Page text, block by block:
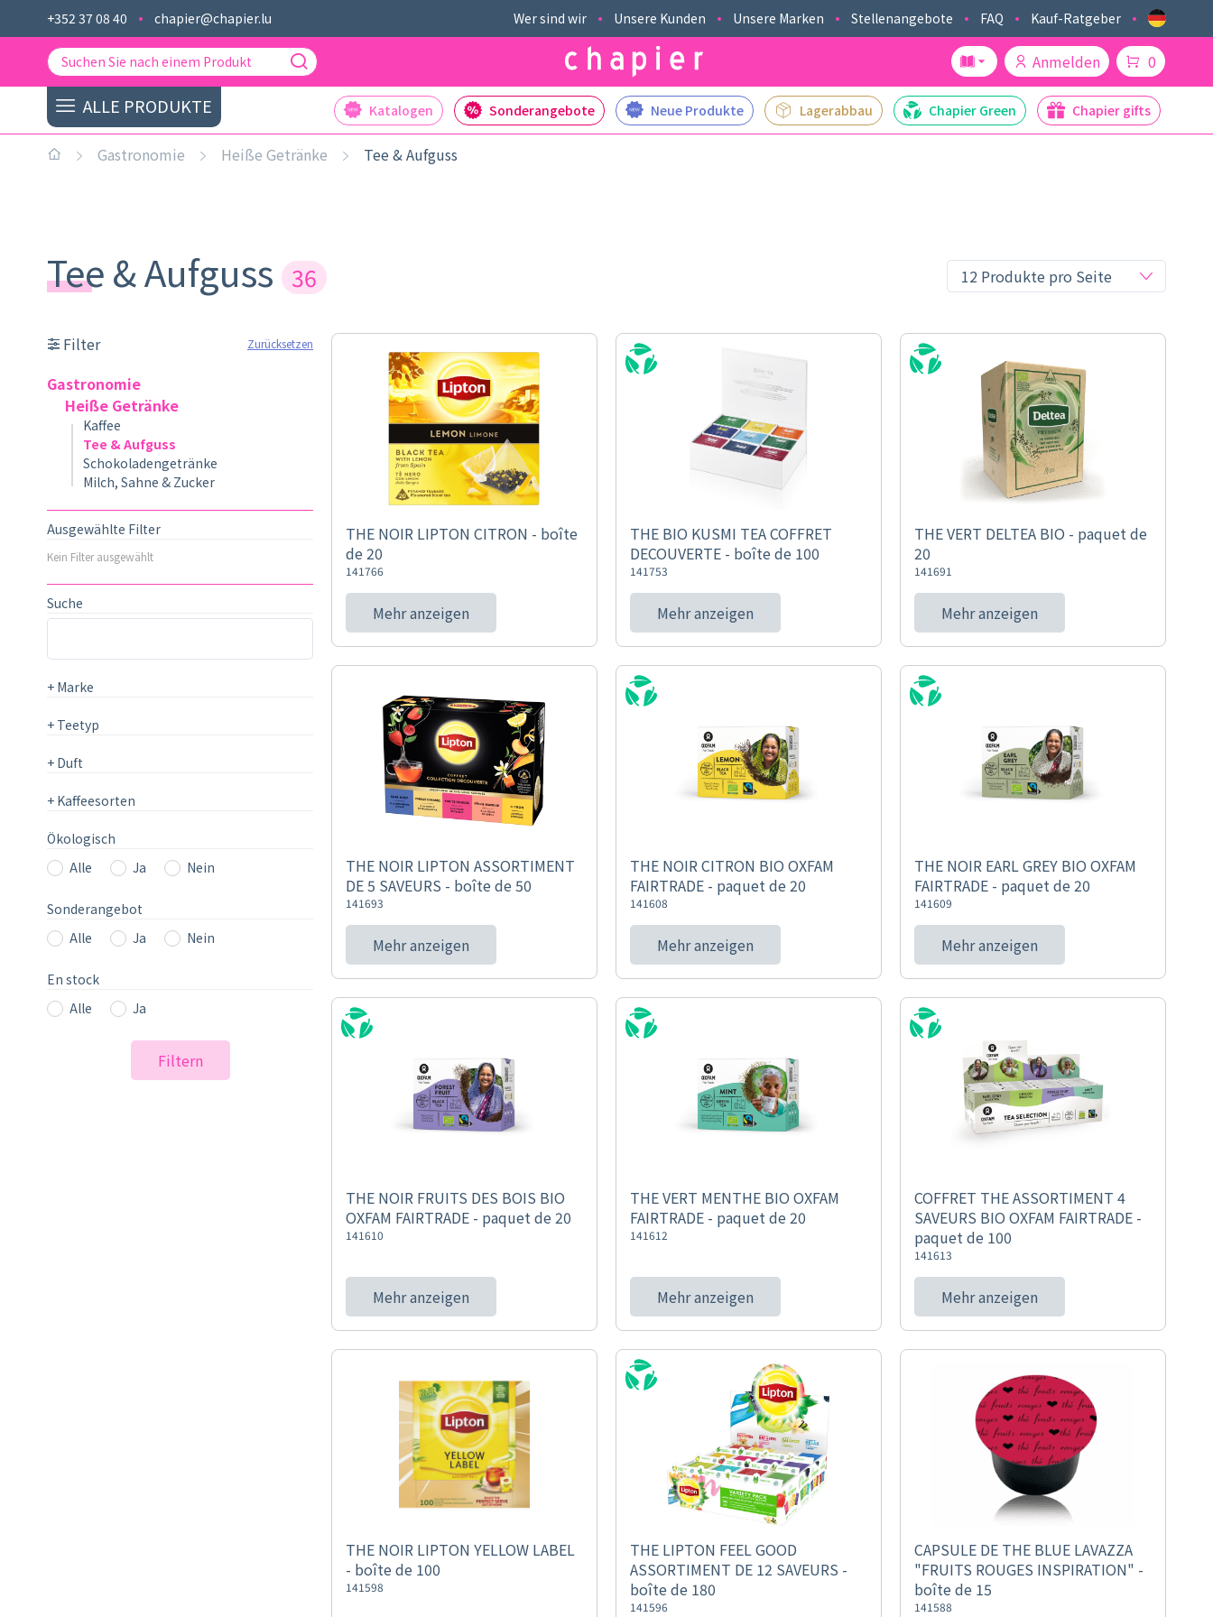
+352 37 08 40 chapier@chapier.lu Wer sind wir Unsere Kunden Unsere Marken Stellenangebote FAQ Kauf-Ratgeber
Anmelden 0
ALLE PRODUKTE Katalogen Sonderangebote Neue Produkte Lagerabbau Chapier Green Chapier gifts
Gastronomie Heiße Getränke Tee & Aufguss
Tee & Aufguss 36
Filter Zurücksetzen
Gastronomie
Heiße Getränke
Kaffee
Tee & Aufguss
Schokoladengetränke
Milch, Sahne & Zucker
Ausgewählte Filter
Kein Filter ausgewählt
Suche
+ Marke
+ Teetyp
+ Duft
+ Kaffeesorten
Ökologisch
Alle
Ja Nein
Sonderangebot
Alle
Ja Nein
En stock
Alle
Ja
Filtern
THE NOIR LIPTON CITRON - boîte
de 20
141766
Mehr anzeigen
THE BIO KUSMI TEA COFFRET
DECOUVERTE - boîte de 100
141753
Mehr anzeigen
THE VERT DELTEA BIO - paquet de
20
141691
Mehr anzeigen
THE NOIR LIPTON ASSORTIMENT
DE 5 SAVEURS - boîte de 50
141693
Mehr anzeigen
THE NOIR CITRON BIO OXFAM
FAIRTRADE - paquet de 20
141608
Mehr anzeigen
THE NOIR EARL GREY BIO OXFAM
FAIRTRADE - paquet de 20
141609
Mehr anzeigen
THE NOIR FRUITS DES BOIS BIO
OXFAM FAIRTRADE - paquet de 20
141610
Mehr anzeigen
THE VERT MENTHE BIO OXFAM
FAIRTRADE - paquet de 20
141612
Mehr anzeigen
COFFRET THE ASSORTIMENT 4
SAVEURS BIO OXFAM FAIRTRADE -
paquet de 100
141613
Mehr anzeigen
THE NOIR LIPTON YELLOW LABEL
- boîte de 100
141598
THE LIPTON FEEL GOOD
ASSORTIMENT DE 12 SAVEURS -
boîte de 180
141596
CAPSULE DE THE BLUE LAVAZZA
"FRUITS ROUGES INSPIRATION" -
boîte de 15
141588